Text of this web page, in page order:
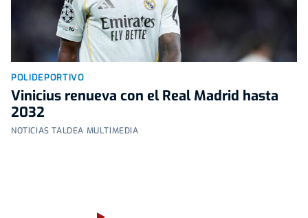
POLIDEPORTIVO
Vinicius renueva con el Real Madrid hasta
2032
NOTICIAS TALDEA MULTIMEDIA